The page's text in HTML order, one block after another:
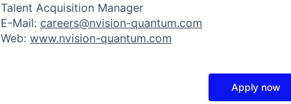
Talent Acquisition Manager
E-Mail: careers@nvision-quantum.com
Web: www.nvision-quantum.com
Apply now